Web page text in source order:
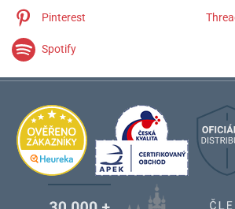
Pinterest
Spotify